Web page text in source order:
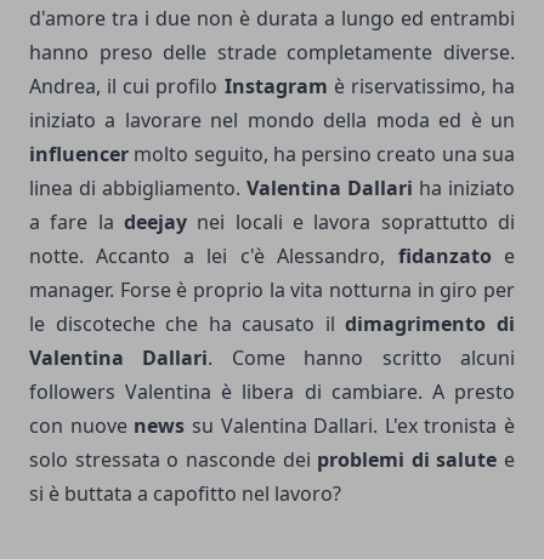
d'amore tra i due non è durata a lungo ed entrambi
hanno preso delle strade completamente diverse.
Andrea, il cui profilo Instagram è riservatissimo, ha
iniziato a lavorare nel mondo della moda ed è un
influencer molto seguito, ha persino creato una sua
linea di abbigliamento. Valentina Dallari ha iniziato
a fare la deejay nei locali e lavora soprattutto di
notte. Accanto a lei c'è Alessandro, fidanzato e
manager. Forse è proprio la vita notturna in giro per
le discoteche che ha causato ildimagrimento di
Valentina Dallari. Come hanno scritto alcuni
followers Valentina è libera di cambiare. A presto
con nuove news su Valentina Dallari. L'ex tronista è
solo stressata o nasconde dei problemi di salute e
si è buttata a capofitto nel lavoro?